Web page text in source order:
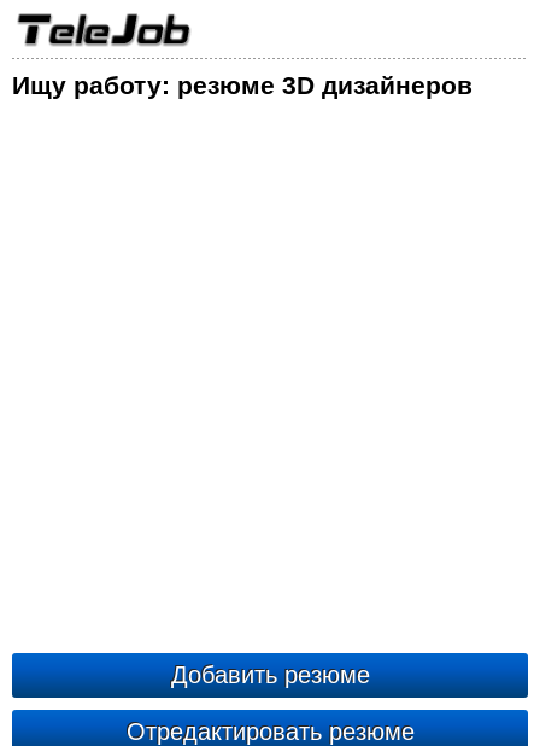
Ищу работу: резюме 3D дизайнеров
Добавить резюме
Отредактировать резюме